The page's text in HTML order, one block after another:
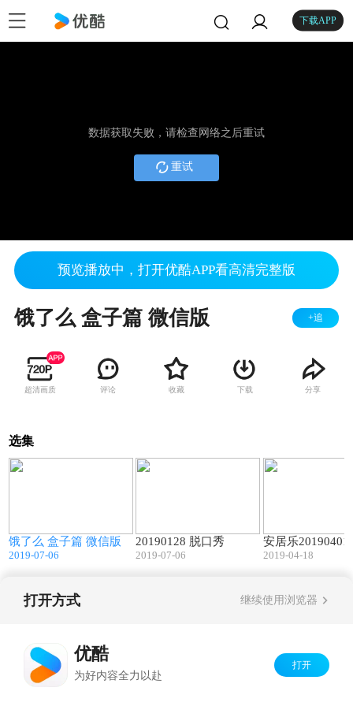
下载APP
数据获取失败，请检查网络之后重试
重试
预览播放中，打开优酷APP看高清完整版
饿了么 盒子篇 微信版 +追
超清画质 评论 收藏 下载 分享
选集
饿了么 盒子篇 微信版
2019-07-06
20190128 脱口秀
2019-07-06
安居乐20190401
2019-04-18
打开方式 继续使用浏览器
优酷
为好内容全力以赴
打开